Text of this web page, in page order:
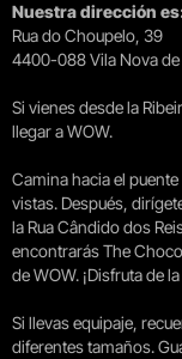
Nuestra dirección
Rua do Choupelo, 39
4400-088 Vila Nova de
Si vienes desde la
llegar a WOW.
Camina hacia el
vistas. Después,
la Rua Cândido dos
encontrarás The
de WOW. ¡Disfruta de
Si llevas equipaje,
diferentes tamaños.